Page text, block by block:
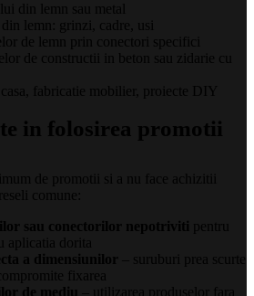
din lemn sau metal
lemn: grinzi, cadre, usi
de lemn prin conectori specifici
de constructii in beton sau zidarie cu
fabricatie mobilier, proiecte DIY
in folosirea promotii
de promotii si a nu face achizitii
comune:
sau conectorilor nepotriviti pentru
aplicatia dorita
a dimensiunilor
– suruburi prea scurte
fixarea
de mediu
– utilizarea produselor fara